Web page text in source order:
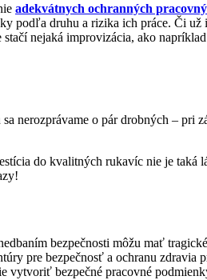
adekvátnych ochranných
podľa druhu a rizika ich práce. Či už
nejaká improvizácia, ako
nerozprávame o pár drobných – pri
do kvalitných rukavíc nie je taká
bezpečnosti môžu mať
pre bezpečnosť a ochranu zdravia
vytvoriť bezpečné pracovné